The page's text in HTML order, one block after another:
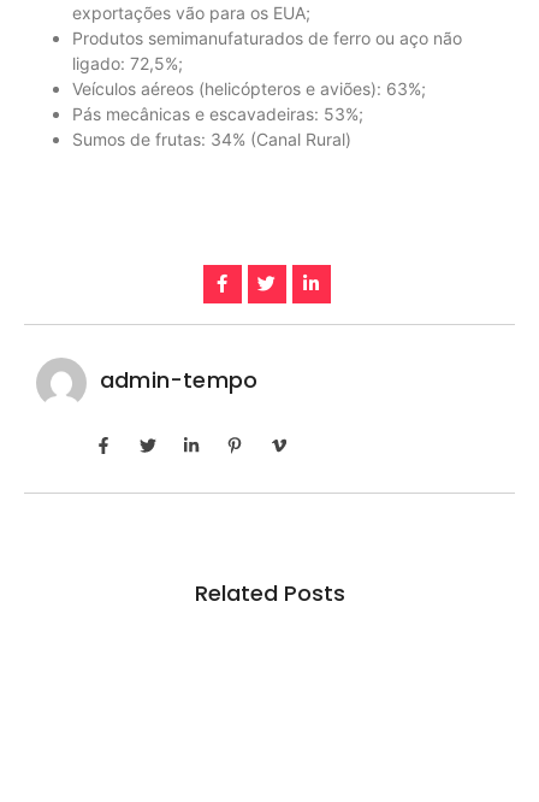
exportações vão para os EUA;
Produtos semimanufaturados de ferro ou aço não
ligado: 72,5%;
Veículos aéreos (helicópteros e aviões): 63%;
Pás mecânicas e escavadeiras: 53%;
Sumos de frutas: 34% (Canal Rural)
admin-tempo
Related Posts